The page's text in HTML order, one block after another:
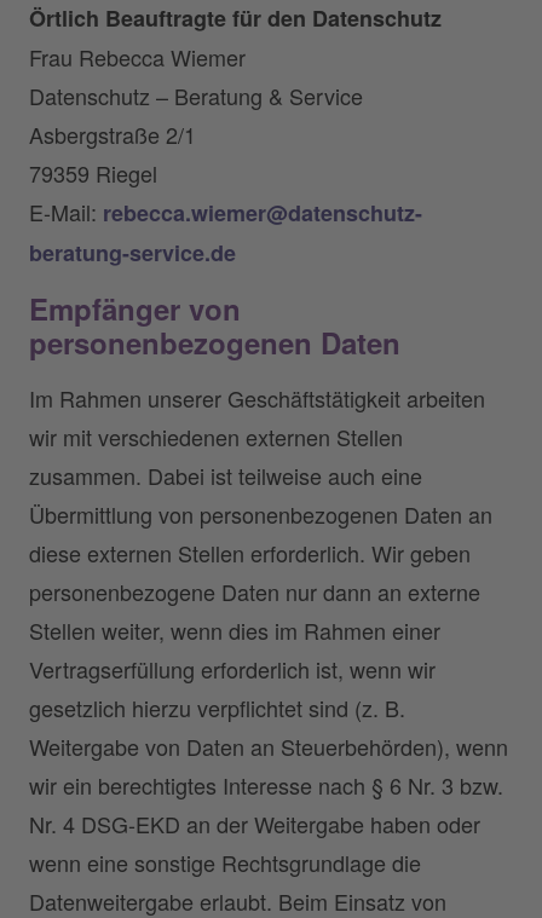
Örtlich Beauftragte für den Datenschutz
Frau Rebecca Wiemer
Datenschutz – Beratung & Service
Asbergstraße 2/1
79359 Riegel
E-Mail: rebecca.wiemer@datenschutz-
beratung-service.de
Empfänger von
personenbezogenen Daten
Im Rahmen unserer Geschäftstätigkeit arbeiten
wir mit verschiedenen externen Stellen
zusammen. Dabei ist teilweise auch eine
Übermittlung von personenbezogenen Daten an
diese externen Stellen erforderlich. Wir geben
personenbezogene Daten nur dann an externe
Stellen weiter, wenn dies im Rahmen einer
Vertragserfüllung erforderlich ist, wenn wir
gesetzlich hierzu verpflichtet sind (z. B.
Weitergabe von Daten an Steuerbehörden), wenn
wir ein berechtigtes Interesse nach § 6 Nr. 3 bzw.
Nr. 4 DSG-EKD an der Weitergabe haben oder
wenn eine sonstige Rechtsgrundlage die
Datenweitergabe erlaubt. Beim Einsatz von